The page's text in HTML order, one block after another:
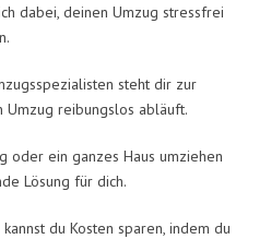
dabei, deinen Umzug stressfrei
steht dir zur
Umzug reibungslos abläuft.
oder ein ganzes Haus umziehen
Lösung für dich.
du Kosten sparen, indem du